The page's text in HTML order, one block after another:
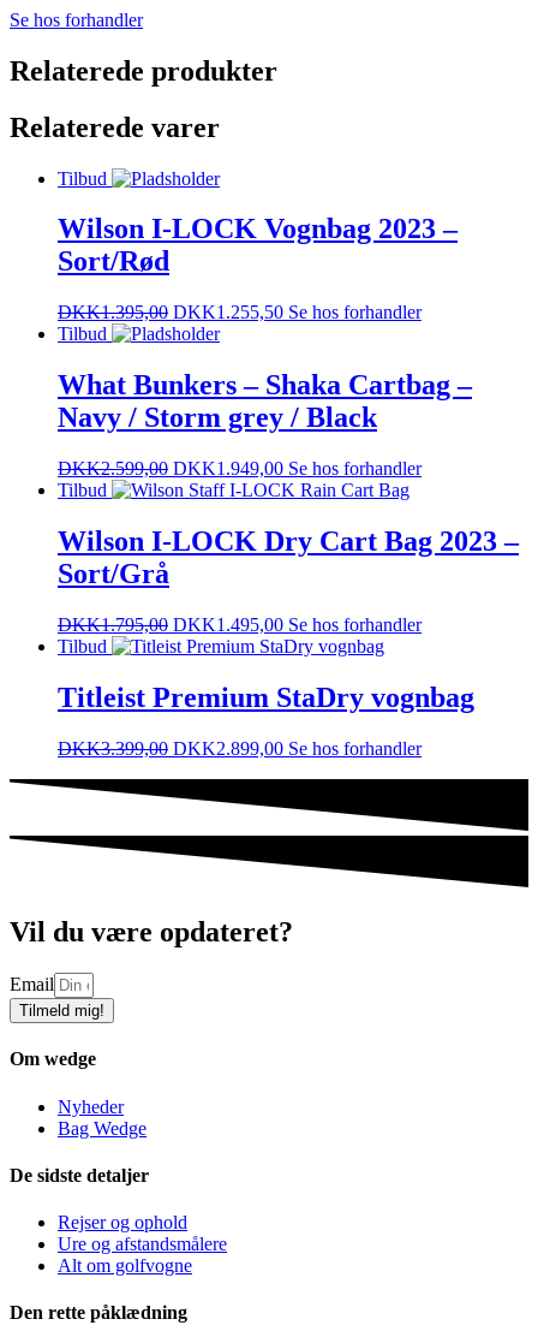
Se hos forhandler
Relaterede produkter
Relaterede varer
Tilbud
Wilson I-LOCK Vognbag 2023 –
Sort/Rød
DKK1.395,00 DKK1.255,50 Se hos forhandler
Tilbud
What Bunkers – Shaka Cartbag –
Navy / Storm grey / Black
DKK2.599,00 DKK1.949,00 Se hos forhandler
Tilbud
Wilson I-LOCK Dry Cart Bag 2023 –
Sort/Grå
DKK1.795,00 DKK1.495,00 Se hos forhandler
Tilbud
Titleist Premium StaDry vognbag
DKK3.399,00 DKK2.899,00 Se hos forhandler
Vil du være opdateret?
Email
Tilmeld mig!
Om wedge
Nyheder
Bag Wedge
De sidste detaljer
Rejser og ophold
Ure og afstandsmålere
Alt om golfvogne
Den rette påklædning